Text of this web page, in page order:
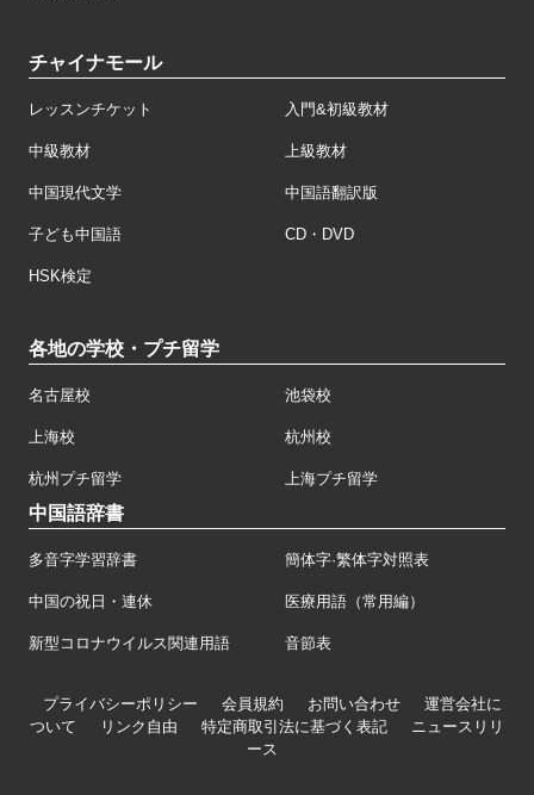
チャイナモール
レッスンチケット 入門&初級教材
中級教材 上級教材
中国現代文学 中国語翻訳版
子ども中国語 CD・DVD
HSK検定
各地の学校・プチ留学
名古屋校 池袋校
上海校 杭州校
杭州プチ留学 上海プチ留学
中国語辞書
多音字学習辞書 簡体字·繁体字対照表
中国の祝日・連休 医療用語（常用編）
新型コロナウイルス関連用語 音節表
プライバシーポリシー 会員規約 お問い合わせ
運営会社に
ついて
リンク自由 特定商取引法に基づく表記
ニュースリリ
ース